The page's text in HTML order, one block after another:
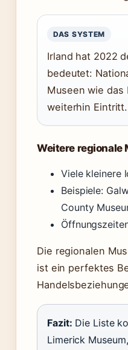
DAS SYSTEM
Irland hat 2022
bedeutet:
Museen wie das
weiterhin Eintritt.
Weitere regionale
Viele kleinere
Beispiele:
County
Die regionalen
ist ein perfektes
Fazit: Die Liste
Limerick